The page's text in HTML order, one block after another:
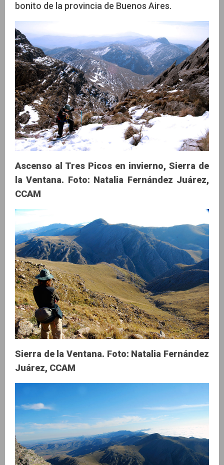
bonito de la provincia de Buenos Aires.
Ascenso al Tres Picos en invierno, Sierra de
la Ventana. Foto: Natalia Fernández Juárez,
CCAM
Sierra de la Ventana. Foto: Natalia Fernández
Juárez, CCAM